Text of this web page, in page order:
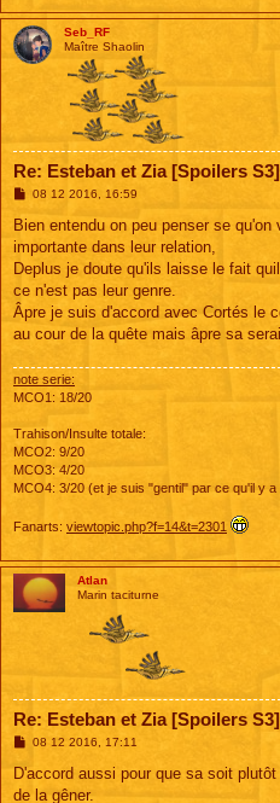
Seb_RF
Maître Shaolin
Re: Esteban et Zia [Spoilers S3]
M
s
a
g
e
08 12 2016, 16:59
Bien entendu on peu penser se
importante dans leur relation,
Deplus je doute qu'ils laisse le fait
ce n'est pas leur genre.
Âpre je suis d'accord avec Cortés le
au cour de la quête mais âpre sa
note serie:
MCO1: 18/20
Trahison/Insulte totale:
MCO2: 9/20
MCO3: 4/20
MCO4: 3/20 (et je suis "gentil" par ce qu'il y
Fanarts: viewtopic.php?f=14&t=2301
Atlan
Marin taciturne
Re: Esteban et Zia [Spoilers S3]
M
s
a
08 12 2016, 17:11
D'accord aussi pour que sa soit
de la gêner.